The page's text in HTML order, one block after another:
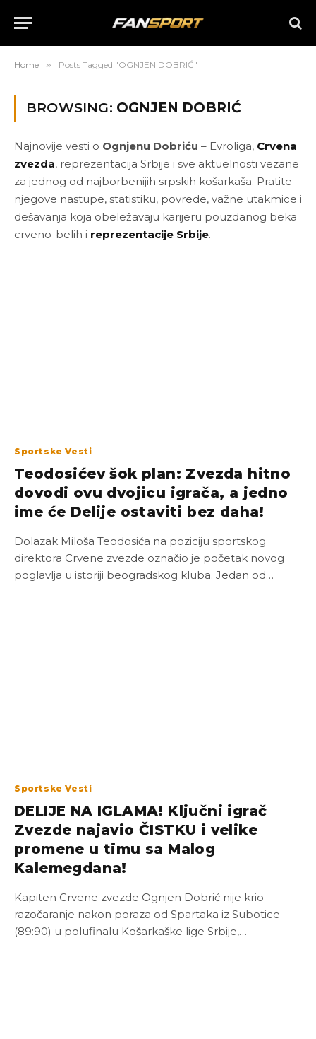
Home » Posts Tagged "OGNJEN DOBRIĆ"
BROWSING: OGNJEN DOBRIĆ
Najnovije vesti o Ognjenu Dobriću – Evroliga, Crvena
zvezda, reprezentacija Srbije i sve aktuelnosti vezane
za jednog od najborbenijih srpskih košarkaša. Pratite
njegove nastupe, statistiku, povrede, važne utakmice i
dešavanja koja obeležavaju karijeru pouzdanog beka
crveno-belih i reprezentacije Srbije.
Sportske Vesti
Teodosićev šok plan: Zvezda hitno
dovodi ovu dvojicu igrača, a jedno
ime će Delije ostaviti bez daha!
Dolazak Miloša Teodosića na poziciju sportskog
direktora Crvene zvezde označio je početak novog
poglavlja u istoriji beogradskog kluba. Jedan od…
Sportske Vesti
DELIJE NA IGLAMA! Ključni igrač
Zvezde najavio ČISTKU i velike
promene u timu sa Malog
Kalemegdana!
Kapiten Crvene zvezde Ognjen Dobrić nije krio
razočaranje nakon poraza od Spartaka iz Subotice
(89:90) u polufinalu Košarkaške lige Srbije,…